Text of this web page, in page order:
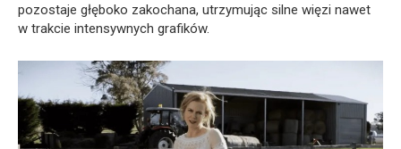
pozostaje głęboko zakochana, utrzymując silne więzi nawet
w trakcie intensywnych grafików.